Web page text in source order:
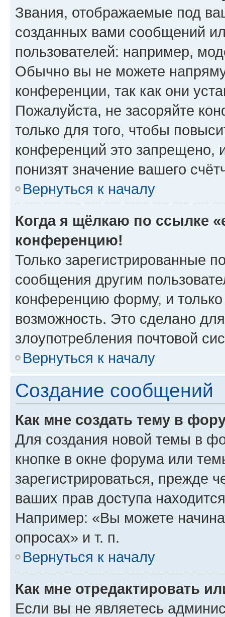
Звания, отображаемые под
созданных вами сообщений
пользователей: например,
Обычно вы не можете
конференции, так как они
Пожалуйста, не засоряйте
только для того, чтобы
конференций это запрещено,
понизят значение вашего
Вернуться к началу
Когда я щёлкаю по ссылке
конференцию!
Только зарегистрированные
сообщения другим
конференцию форму, и
возможность. Это сделано
злоупотребления почтовой
Вернуться к началу
Создание сообщений
Как мне создать тему в
Для создания новой темы в
кнопке в окне форума или
зарегистрироваться, прежде
ваших прав доступа
Например: «Вы можете
опросах» и т. п.
Вернуться к началу
Как мне отредактировать
Если вы не являетесь